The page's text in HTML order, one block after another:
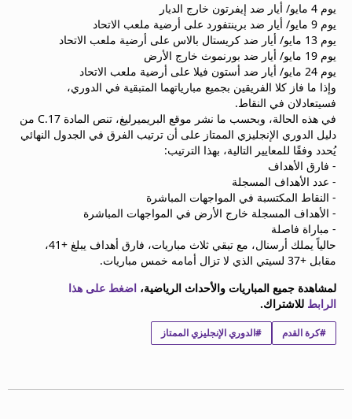
يوم 4 مايو/ أيار ضد إيفرتون خارج الديار
يوم 9 مايو/ أيار ضد برينتفورد على أرضية ملعب الاتحاد
يوم 13 مايو/ أيار ضد كريستال بالاس على أرضية ملعب الاتحاد
يوم 19 مايو/ أيار ضد بورنموث خارج الأرض
يوم 24 مايو/ أيار ضد أستون فيلا على أرضية ملعب الاتحاد
وإذا ما فاز كلا الفريقين بجميع مبارياتهما المتبقية في الدوري،
فسيتعادلان في النقاط.
في هذه الحالة، وبحسب ما نشر موقع البريميرليغ، تنص المادة C.17 من
دليل الدوري الإنجليزي الممتاز على أن ترتيب الفرق في الجدول النهائي
يُحدد وفقًا للمعايير التالية، بهذا الترتيب:
- فارق الأهداف
- عدد الأهداف المسجلة
- النقاط المكتسبة في المواجهات المباشرة
- الأهداف المسجلة خارج الأرض في المواجهات المباشرة
- مباراة فاصلة
حالياً يملك أرسنال، مع تبقي ثلاث مباريات، فارق أهداف يبلغ +41،
مقابل +37 لسيتي الذي لا تزال أمامه خمس مباريات.
لمشاهدة جميع المباريات والأحداث الرياضية، اضغط على هذا
الرابط للاشتراك.
#كرة القدم #الدوري الإنجليزي الممتاز